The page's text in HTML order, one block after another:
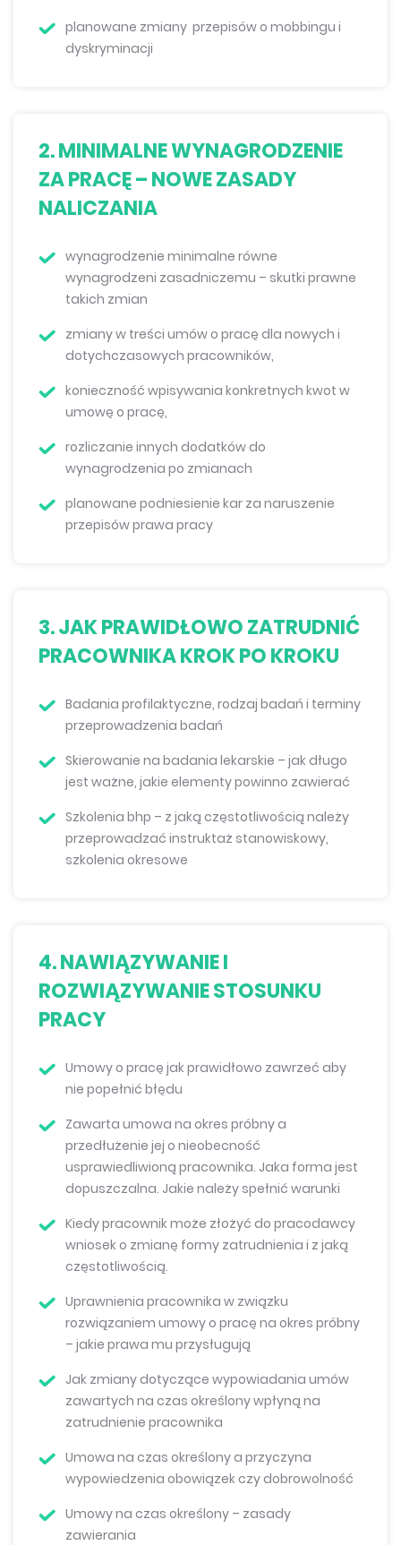
planowane zmiany przepisów o mobbingu i
dyskryminacji
2. MINIMALNE WYNAGRODZENIE
ZA PRACĘ – NOWE ZASADY
NALICZANIA
wynagrodzenie minimalne równe
wynagrodzeni zasadniczemu – skutki prawne
takich zmian
zmiany w treści umów o pracę dla nowych i
dotychczasowych pracowników,
konieczność wpisywania konkretnych kwot w
umowę o pracę,
rozliczanie innych dodatków do
wynagrodzenia po zmianach
planowane podniesienie kar za naruszenie
przepisów prawa pracy
3. JAK PRAWIDŁOWO ZATRUDNIĆ
PRACOWNIKA KROK PO KROKU
Badania profilaktyczne, rodzaj badań i terminy
przeprowadzenia badań
Skierowanie na badania lekarskie – jak długo
jest ważne, jakie elementy powinno zawierać
Szkolenia bhp – z jaką częstotliwością należy
przeprowadzać instruktaż stanowiskowy,
szkolenia okresowe
4. NAWIĄZYWANIE I
ROZWIĄZYWANIE STOSUNKU
PRACY
Umowy o pracę jak prawidłowo zawrzeć aby
nie popełnić błędu
Zawarta umowa na okres próbny a
przedłużenie jej o nieobecność
usprawiedliwioną pracownika. Jaka forma jest
dopuszczalna. Jakie należy spełnić warunki
Kiedy pracownik może złożyć do pracodawcy
wniosek o zmianę formy zatrudnienia i z jaką
częstotliwością.
Uprawnienia pracownika w związku
rozwiązaniem umowy o pracę na okres próbny
– jakie prawa mu przysługują
Jak zmiany dotyczące wypowiadania umów
zawartych na czas określony wpłyną na
zatrudnienie pracownika
Umowa na czas określony a przyczyna
wypowiedzenia obowiązek czy dobrowolność
Umowy na czas określony – zasady
zawierania